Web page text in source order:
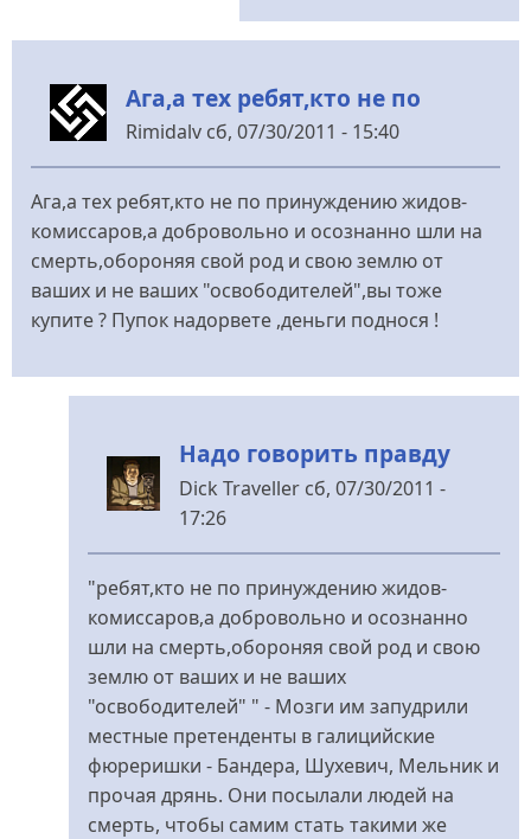
Ага,а тех ребят,кто не по
Rimidalv сб, 07/30/2011 - 15:40
Ага,а тех ребят,кто не по принуждению жидов-
комиссаров,а добровольно и осознанно шли на
смерть,обороняя свой род и свою землю от
ваших и не ваших "освободителей",вы тоже
купите ? Пупок надорвете ,деньги поднося !
Надо говорить правду
Dick Traveller сб, 07/30/2011 -
17:26
У
Ага,а
тех
ребят,кто
по
Rimidalv
"ребят,кто не по принуждению жидов-
комиссаров,а добровольно и осознанно
шли на смерть,обороняя свой род и свою
землю от ваших и не ваших
"освободителей" " - Мозги им запудрили
местные претенденты в галицийские
фюреришки - Бандера, Шухевич, Мельник и
прочая дрянь. Они посылали людей на
смерть, чтобы самим стать такими же